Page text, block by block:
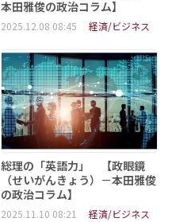
本田雅俊の政治コラム】
2025.12.08 08:45 経済/ビジネス
総理の「英語力」 【政眼鏡
（せいがんきょう）－本田雅俊
の政治コラム】
2025.11.10 08:21 経済/ビジネス